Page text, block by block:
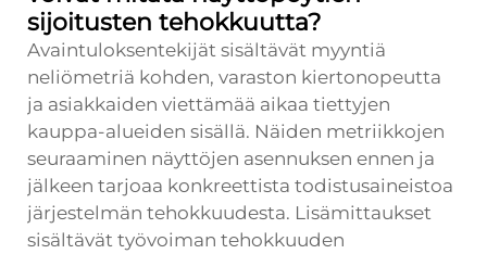
sijoitusten tehokkuutta?
Avaintuloksentekijät sisältävät myyntiä
neliömetriä kohden, varaston kiertonopeutta
ja asiakkaiden viettämää aikaa tiettyjen
kauppa-alueiden sisällä. Näiden metriikkojen
seuraaminen näyttöjen asennuksen ennen ja
jälkeen tarjoaa konkreettista todistusaineistoa
järjestelmän tehokkuudesta. Lisämittaukset
sisältävät työvoiman tehokkuuden